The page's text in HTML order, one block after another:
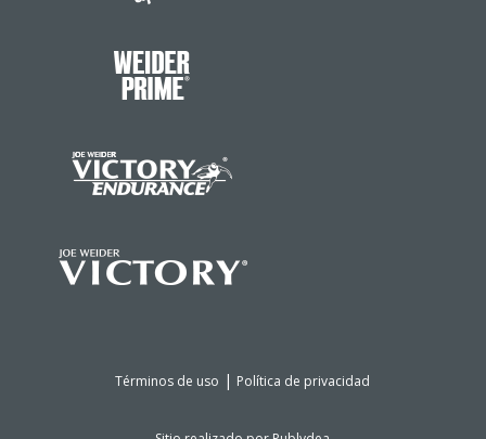
Términos de uso | Política de privacidad